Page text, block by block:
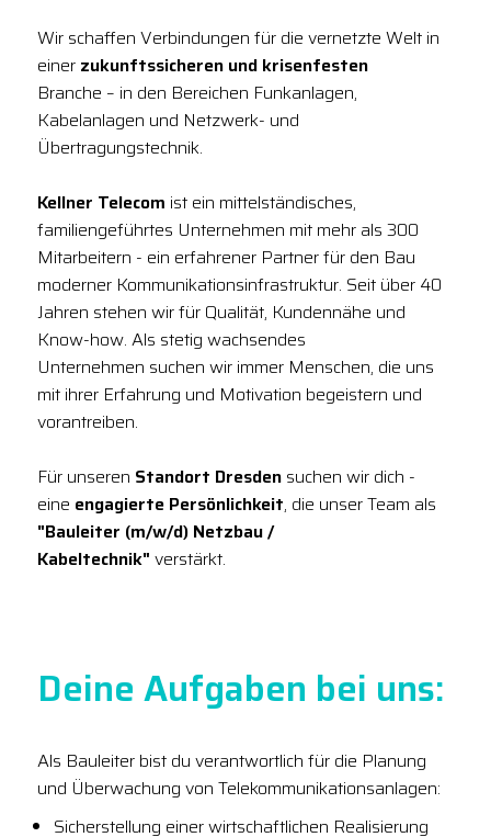
Wir schaffen Verbindungen für die vernetzte Welt in
einer zukunftssicheren und krisenfesten
Branche – in den Bereichen Funkanlagen,
Kabelanlagen und Netzwerk- und
Übertragungstechnik.
Kellner Telecom ist ein mittelständisches,
familiengeführtes Unternehmen mit mehr als 300
Mitarbeitern - ein erfahrener Partner für den Bau
moderner Kommunikationsinfrastruktur. Seit über 40
Jahren stehen wir für Qualität, Kundennähe und
Know-how. Als stetig wachsendes
Unternehmen suchen wir immer Menschen, die uns
mit ihrer Erfahrung und Motivation begeistern und
vorantreiben.
Für unseren Standort Dresden suchen wir dich -
eine engagierte Persönlichkeit, die unser Team als
"Bauleiter (m/w/d) Netzbau /
Kabeltechnik" verstärkt.
Deine Aufgaben bei uns:
Als Bauleiter bist du verantwortlich für die Planung
und Überwachung von Telekommunikationsanlagen:
Sicherstellung einer wirtschaftlichen Realisierung